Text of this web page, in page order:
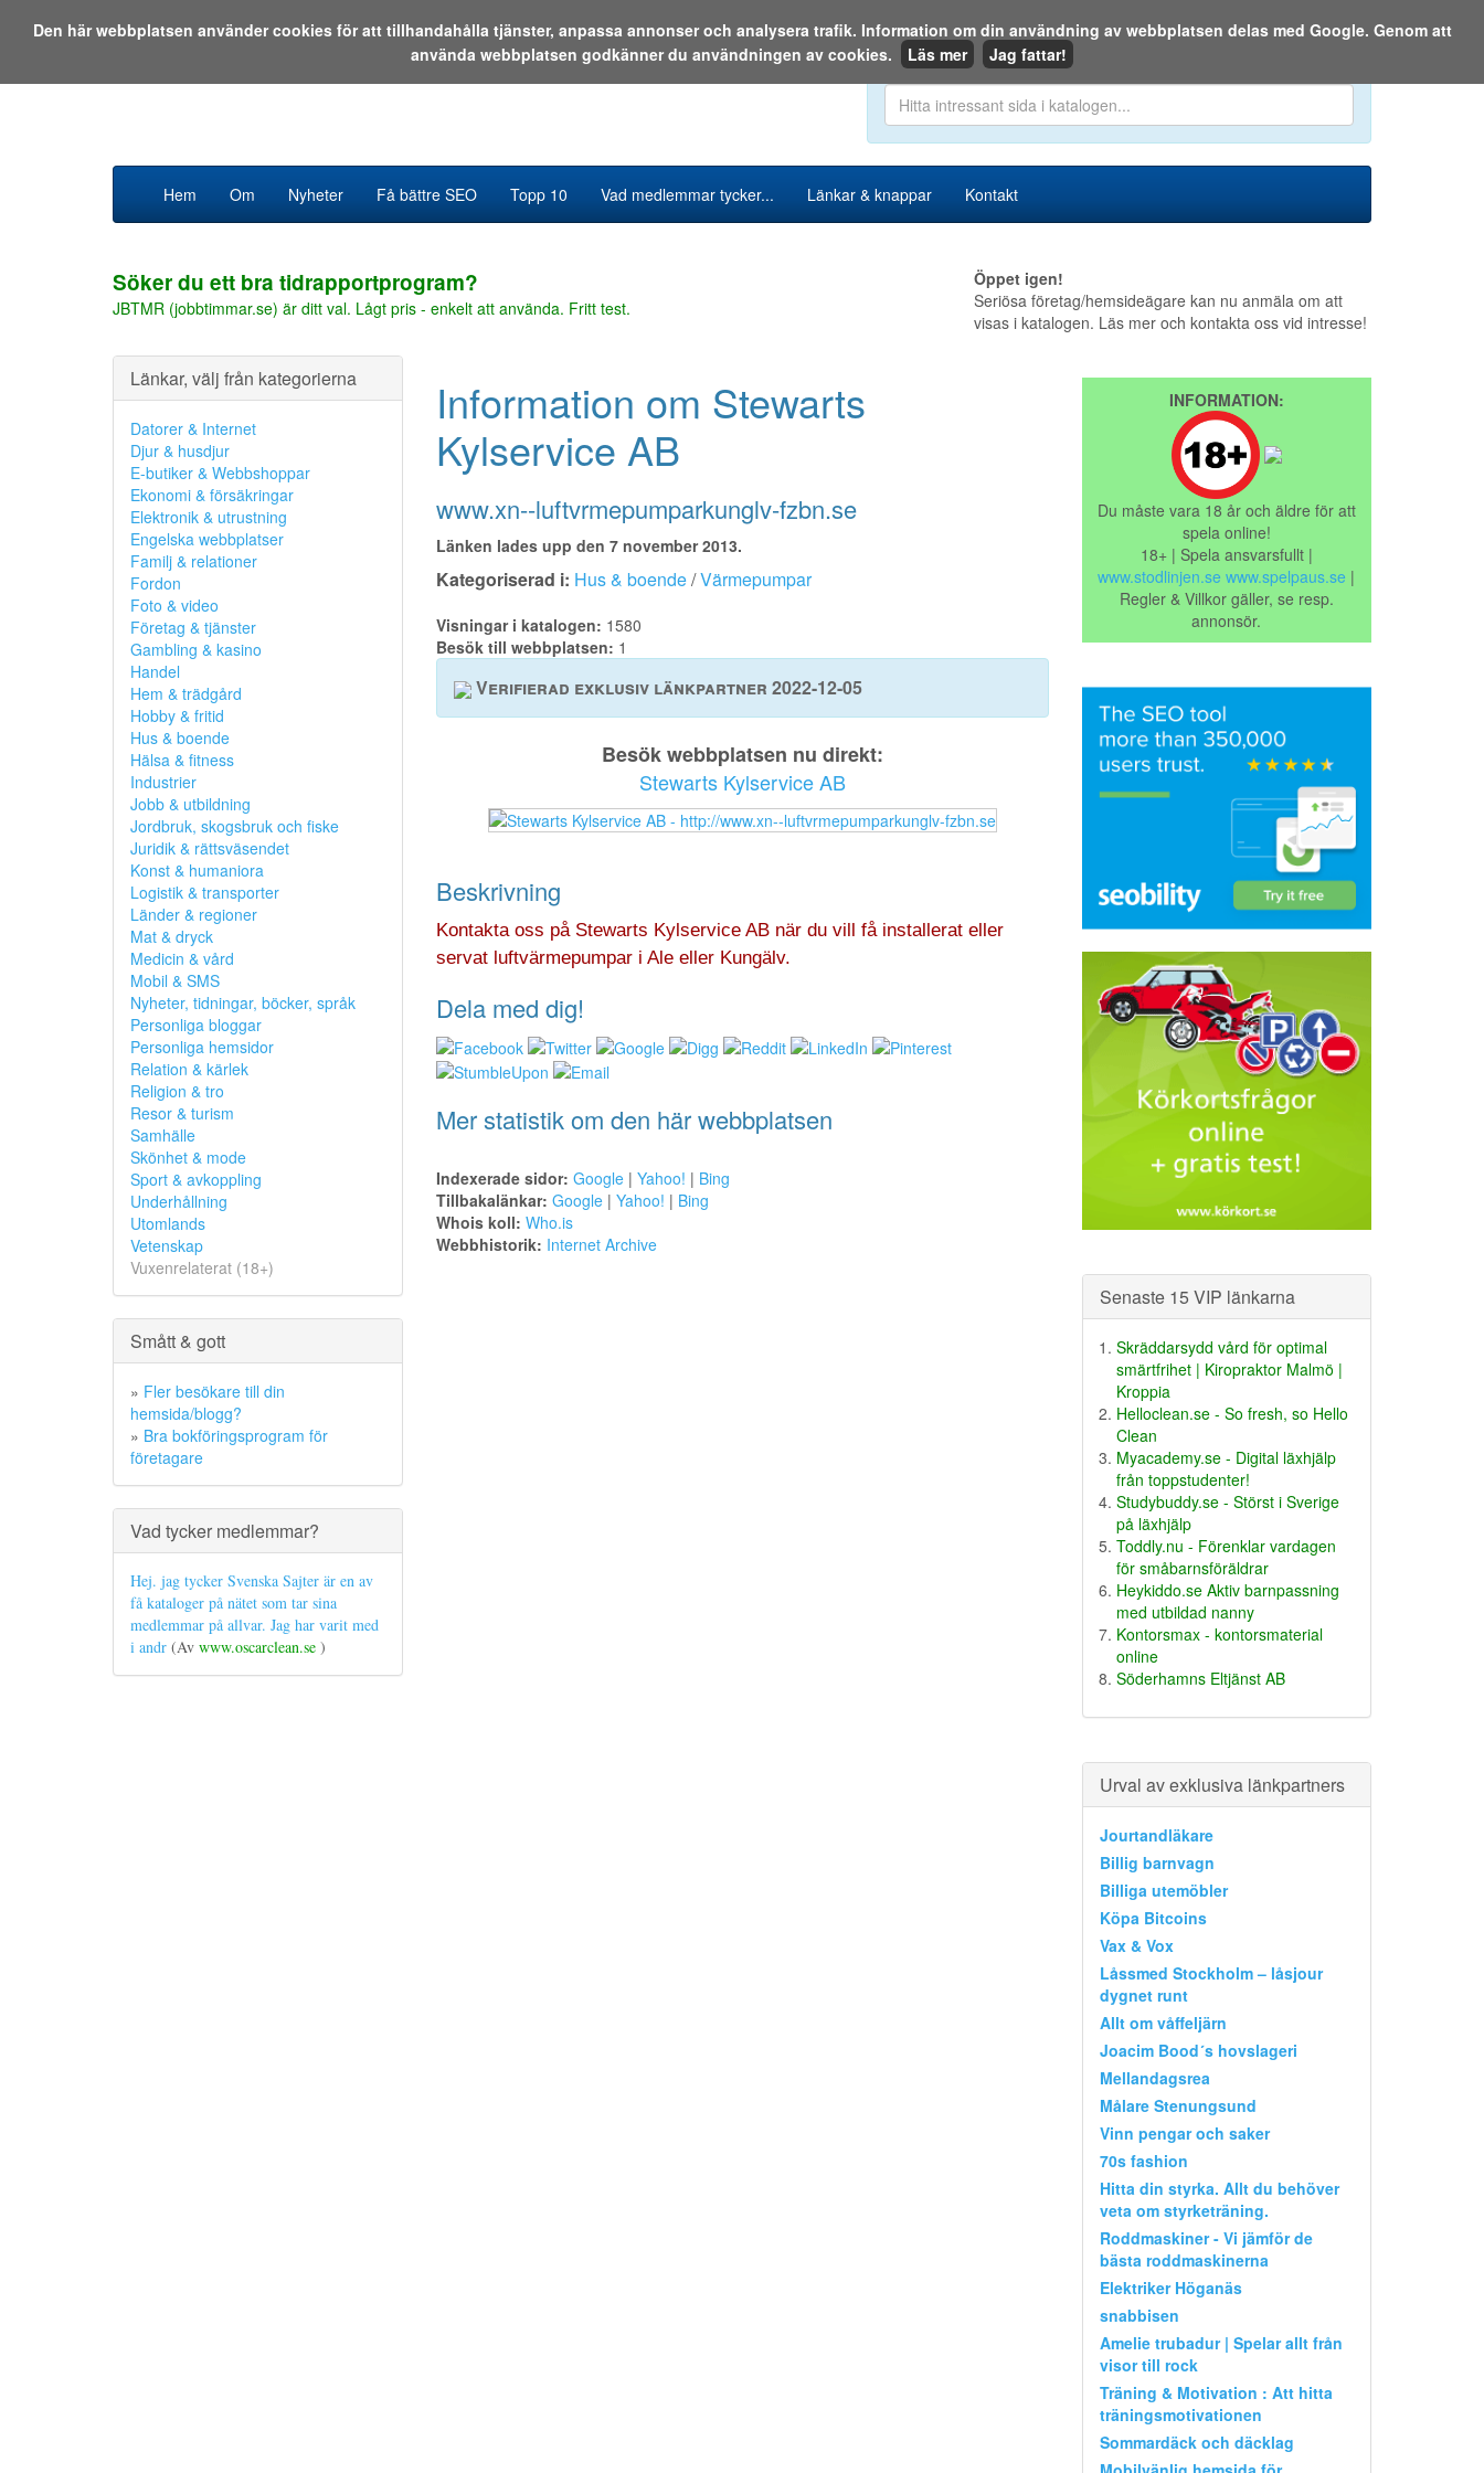
Den 8 augusti 2026
Sök i katalogen eller på webben:
Hem Om Nyheter Få bättre SEO Topp 10 Vad medlemmar tycker... Länkar & knappar Kontakt
Söker du ett bra tidrapportprogram?
JBTMR (jobbtimmar.se) är ditt val. Lågt pris - enkelt att använda. Fritt test.
Öppet igen!
Seriösa företag/hemsideägare kan nu anmäla om att
visas i katalogen. Läs mer och kontakta oss vid intresse!
Länkar, välj från kategorierna
Datorer & Internet
Djur & husdjur
E-butiker & Webbshoppar
Ekonomi & försäkringar
Elektronik & utrustning
Engelska webbplatser
Familj & relationer
Fordon
Foto & video
Företag & tjänster
Gambling & kasino
Handel
Hem & trädgård
Hobby & fritid
Hus & boende
Hälsa & fitness
Industrier
Jobb & utbildning
Jordbruk, skogsbruk och fiske
Juridik & rättsväsendet
Konst & humaniora
Logistik & transporter
Länder & regioner
Mat & dryck
Medicin & vård
Mobil & SMS
Nyheter, tidningar, böcker, språk
Personliga bloggar
Personliga hemsidor
Relation & kärlek
Religion & tro
Resor & turism
Samhälle
Skönhet & mode
Sport & avkoppling
Underhållning
Utomlands
Vetenskap
Vuxenrelaterat (18+)
Smått & gott
» Fler besökare till din
hemsida/blogg?
» Bra bokföringsprogram för
företagare
Vad tycker medlemmar?
Hej. jag tycker Svenska Sajter är en av
få kataloger på nätet som tar sina
medlemmar på allvar. Jag har varit med
i andr (Av www.oscarclean.se )
Information om Stewarts
Kylservice AB
www.xn--luftvrmepumparkunglv-fzbn.se
Länken lades upp den 7 november 2013.
Kategoriserad i: Hus & boende/Värmepumpar
Visningar i katalogen: 1580
Besök till webbplatsen: 1
Verifierad exklusiv länkpartner 2022-12-05
Besök webbplatsen nu direkt:
Stewarts Kylservice AB
Beskrivning
Kontakta oss på Stewarts Kylservice AB när du vill få installerat eller
servat luftvärmepumpar i Ale eller Kungälv.
Dela med dig!
Mer statistik om den här webbplatsen
Indexerade sidor: Google| Yahoo! | Bing
Tillbakalänkar: Google| Yahoo! | Bing
Whois koll: Who.is
Webbhistorik: Internet Archive
INFORMATION:
Du måste vara 18 år och äldre för att
spela online!
18+ | Spela ansvarsfullt |
www.stodlinjen.se www.spelpaus.se |
Regler & Villkor gäller, se resp.
annonsör.
Senaste 15 VIP länkarna
Skräddarsydd vård för optimal
smärtfrihet | Kiropraktor Malmö |
Kroppia
Helloclean.se - So fresh, so Hello
Clean
Myacademy.se - Digital läxhjälp
från toppstudenter!
Studybuddy.se - Störst i Sverige
på läxhjälp
Toddly.nu - Förenklar vardagen
för småbarnsföräldrar
Heykiddo.se Aktiv barnpassning
med utbildad nanny
Kontorsmax - kontorsmaterial
online
Söderhamns Eltjänst AB
Urval av exklusiva länkpartners
Jourtandläkare
Billig barnvagn
Billiga utemöbler
Köpa Bitcoins
Vax & Vox
Låssmed Stockholm – låsjour
dygnet runt
Allt om våffeljärn
Joacim Bood´s hovslageri
Mellandagsrea
Målare Stenungsund
Vinn pengar och saker
70s fashion
Hitta din styrka. Allt du behöver
veta om styrketräning.
Roddmaskiner - Vi jämför de
bästa roddmaskinerna
Elektriker Höganäs
snabbisen
Amelie trubadur | Spelar allt från
visor till rock
Träning & Motivation : Att hitta
träningsmotivationen
Sommardäck och däcklag
Den här webbplatsen använder cookies för att tillhandahålla tjänster, anpassa annonser och analysera trafik. Information om din användning av webbplatsen delas med Google. Genom att
använda webbplatsen godkänner du användningen av cookies.
Läs mer Jag fattar!